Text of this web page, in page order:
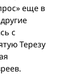
еще в
с
Терезу